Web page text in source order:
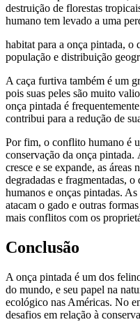
destruição de florestas
humano tem levado a uma
habitat para a onça pintada, o
população e distribuição
A caça furtiva também é um
pois suas peles são muito
onça pintada é
contribui para a redução de
Por fim, o conflito humano é
conservação da onça
cresce e se expande, as áreas
degradadas e fragmentadas,
humanos e onças pintadas.
atacam o gado e outras
mais conflitos com os
Conclusão
A onça pintada é um dos
do mundo, e seu papel na
ecológico nas Américas. No
desafios em relação à